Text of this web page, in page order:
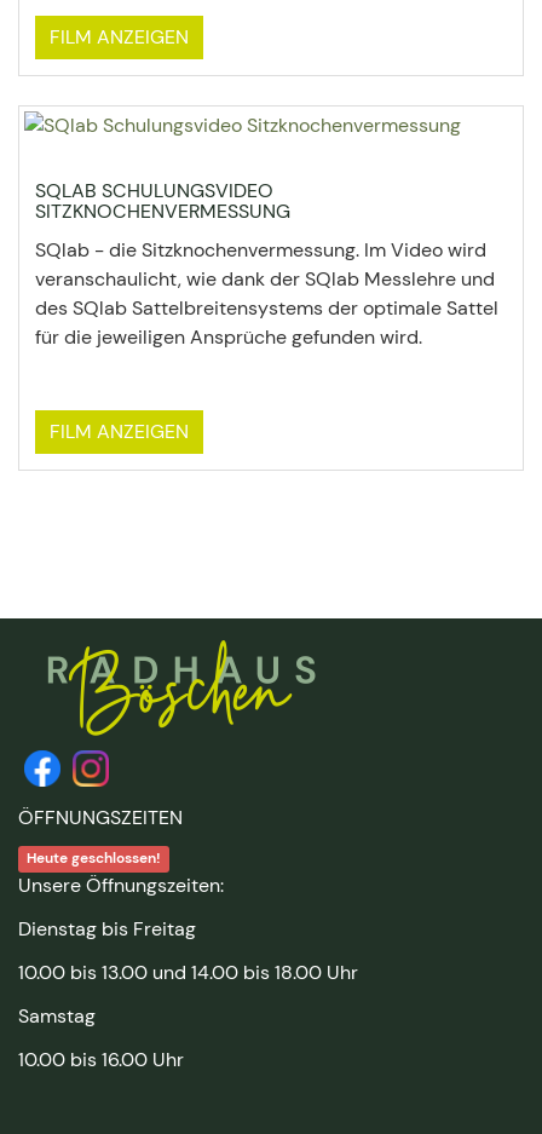
FILM ANZEIGEN
SQLAB SCHULUNGSVIDEO
SITZKNOCHENVERMESSUNG
SQlab - die Sitzknochenvermessung. Im Video wird
veranschaulicht, wie dank der SQlab Messlehre und
des SQlab Sattelbreitensystems der optimale Sattel
für die jeweiligen Ansprüche gefunden wird.
FILM ANZEIGEN
ÖFFNUNGSZEITEN
Heute geschlossen!
Unsere Öffnungszeiten:
Dienstag bis Freitag
10.00 bis 13.00 und 14.00 bis 18.00 Uhr
Samstag
10.00 bis 16.00 Uhr